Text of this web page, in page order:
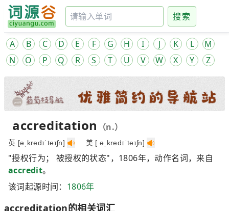
搜索
A B C D E F G H I J K L
M
N
O P Q R S T U V W X Y Z
accreditation （n.）
英 [əˌkredɪˈteɪʃn] 美 [ əˌkredɪˈteɪʃn]
"授权行为； 被授权的状态"，1806年，动作名词，来自
accredit。
该词起源时间： 1806年
accreditation的相关词汇